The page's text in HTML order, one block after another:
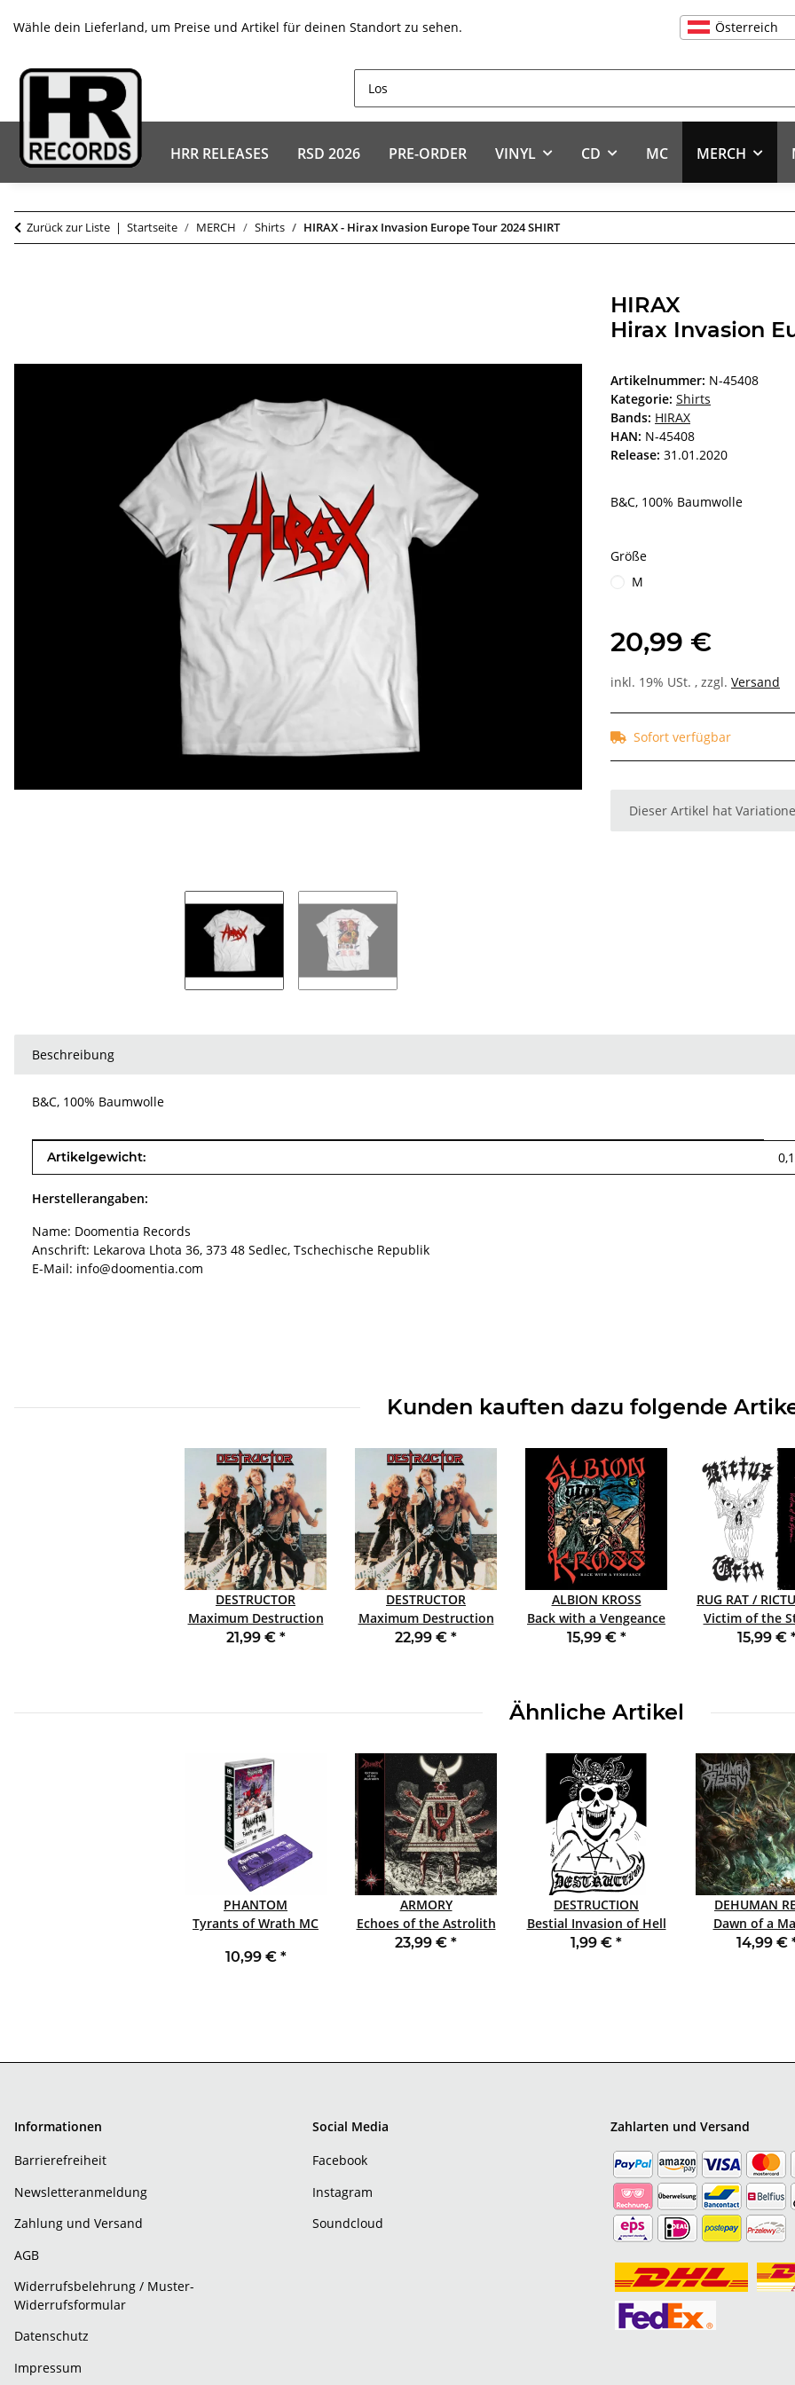
Wähle dein Lieferland, um Preise und Artikel für deinen Standort zu sehen. Österreich
HRR RELEASES RSD 2026 PRE-ORDER VINYL CD MC MERCH
Zurück zur Liste Startseite MERCH Shirts HIRAX - Hirax Invasion Europe Tour 2024 SHIRT
HIRAX
Hirax Invasion
Artikelnummer: N-45408
Kategorie: Shirts
Bands: HIRAX
HAN: N-45408
Release: 31.01.2020
B&C, 100% Baumwolle
Größe
M
20,99 €
inkl. 19% USt. , zzgl. Versand
Sofort verfügbar
x
Dieser Artikel hat
Beschreibung
B&C, 100% Baumwolle
Produkteigenschaft
Wert
Artikelgewicht:
Herstellerangaben:
Name: Doomentia Records
Anschrift: Lekarova Lhota 36, 373 48 Sedlec, Tschechische Republik
E-Mail: info@doomentia.com
Kunden kauften dazu folgende
DESTRUCTOR
Maximum Destruction
LP+7" BLACK
21,99 € *
DESTRUCTOR
Maximum Destruction
LP+7" LTD SPLATTER
22,99 € *
ALBION KROSS
Back with a Vengeance
CD JEWELCASE
15,99 € *
RUG RAT /
Victim of the
Rictus Grin CD
15,99 €
Ähnliche Artikel
PHANTOM
Tyrants of Wrath MC
10,99 € *
ARMORY
Echoes of the Astrolith
LP BLACK
23,99 € *
DESTRUCTION
Bestial Invasion of Hell
POSTER
1,99 € *
DEHUMAN
Dawn of a
Dominion CD
14,99 €
Informationen
Barrierefreiheit
Newsletteranmeldung
Zahlung und Versand
AGB
Widerrufsbelehrung / Muster-
Widerrufsformular
Datenschutz
Impressum
Social Media
Facebook
Instagram
Soundcloud
Zahlarten und Versand